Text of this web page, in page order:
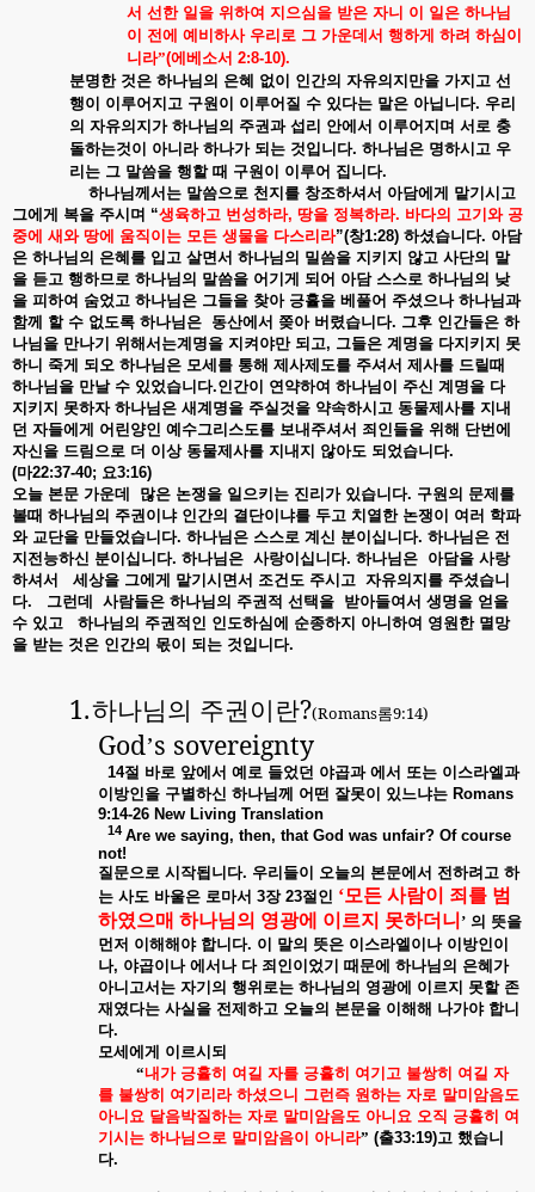
서 선한 일을 위하여 지으심을 받은 자니 이 일은 하나님
이
전에 예비하사 우리로 그 가운데서 행하게 하려 하심이
니라”(에베소서 2:8-10).
분명한 것은 하나님의 은혜 없이 인간의 자유의지만을 가지고 선
행이
이루어지고 구원이 이루어질 수 있다는 말은 아닙니다. 우리
의 자유의지가 하나님의 주권과 섭리 안에서 이루어지며 서로 충
돌하는것이
아니라 하나가 되는 것입니다. 하나님은 명하시고 우
리는 그 말씀을 행할 때 구원이 이루어 집니다.
하나님께서는 말씀으로 천지를 창조하셔서 아담에게 맡기시고
그에게 복을 주시며 “생육하고 번성하라, 땅을 정복하라. 바다의 고기와 공
중에 새와 땅에 움직이는 모든 생물을 다스리라”(창1:28) 하셨습니다. 아담
은 하나님의 은혜를 입고 살면서 하나님의 밀씀을 지키지 않고 사단의 말
을 듣고 행하므로 하나님의 말씀을 어기게 되어 아담 스스로 하나님의 낮
을 피하여 숨었고 하나님은 그들을 찾아 긍휼을 베풀어 주셨으나 하나님과
함께 할 수 없도록 하나님은 동산에서 쫒아 버렸습니다. 그후 인간들은 하
나님을 만나기 위해서는계명을 지켜야만 되고, 그들은 계명을 다지키지 못
하니 죽게 되오 하나님은 모세를 통해 제사제도를 주셔서 제사를 드릴때
하나님을 만날 수 있었습니다.인간이 연약하여 하나님이 주신 계명을 다
지키지 못하자 하나님은 새계명을 주실것을 약속하시고 동물제사를 지내
던 자들에게 어린양인 예수그리스도를 보내주셔서 죄인들을 위해 단번에
자신을 드림으로 더 이상 동물제사를 지내지 않아도 되었습니다.
(마22:37-40; 요3:16)
오늘 본문 가운데 많은 논쟁을 일으키는 진리가 있습니다. 구원의 문제를
볼때 하나님의 주권이냐 인간의 결단이냐를 두고 치열한 논쟁이 여러 학파
와 교단을 만들었습니다. 하나님은 스스로 계신 분이십니다. 하나님은 전
지전능하신 분이십니다. 하나님은 사랑이십니다. 하나님은 아담을 사랑
하셔서
세상을 그에게 맡기시면서 조건도 주시고 자유의지를 주셨습니
다. 그런데 사람들은 하나님의 주권적 선택을 받아들여서 생명을 얻을
수 있고 하나님의 주권적인 인도하심에 순종하지 아니하여 영원한 멸망
을 받는 것은 인간의 몫이 되는 것입니다.
1.하나님의 주권이란?(Romans롬9:14)
God’s sovereignty
14절 바로 앞에서 예로 들었던 야곱과 에서 또는 이스라엘과
이방인을 구별하신 하나님께 어떤 잘못이 있느냐는 Romans
9:14-26 New Living Translation
14 Are we saying, then, that God was unfair? Of course
not!
질문으로 시작됩니다. 우리들이 오늘의 본문에서 전하려고 하
는 사도 바울은 로마서 3장23절인 ‘모든 사람이 죄를 범
하였으매 하나님의 영광에 이르지 못하더니 ’ 의 뜻을
먼저 이해해야 합니다. 이 말의 뜻은 이스라엘이나 이방인이
나, 야곱이나 에서나 다 죄인이었기 때문에 하나님의 은혜가
아니고서는 자기의 행위로는 하나님의 영광에 이르지 못할 존
재였다는 사실을 전제하고 오늘의 본문을 이해해 나가야 합니
다.
모세에게 이르시되
“내가 긍휼히 여길 자를 긍휼히 여기고 불쌍히 여길 자
를 불쌍히 여기리라 하셨으니 그런즉 원하는 자로 말미암음도
아니요 달음박질하는 자로 말미암음도 아니요 오직 긍휼히 여
기시는 하나님으로 말미암음이 아니라” (출33:19)고 했습니
다.